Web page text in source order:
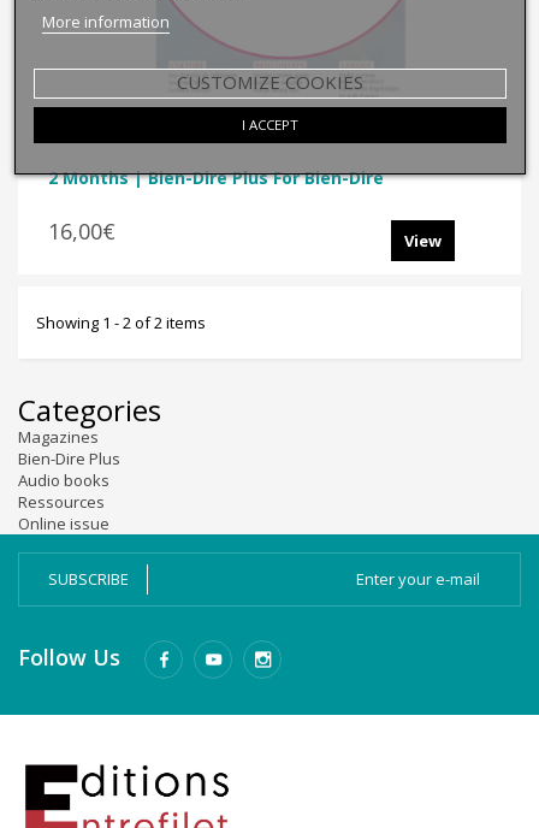
2 Months | Bien-Dire Plus For Bien-Dire
16,00€ View
Showing 1 - 2 of 2 items
More information
CUSTOMIZE COOKIES
I ACCEPT
Categories
Magazines
Bien-Dire Plus
Audio books
Ressources
Online issue
SUBSCRIBE
Follow Us